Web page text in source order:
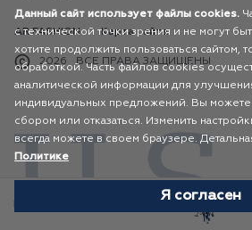
2026 ВСЕ ПРАВА ЗАЩИЩЕНЫ
AR FASHION Карта сайта
Данный сайт использует файлы cookies.
с технической точки зрения и не могут
хотите продолжить пользоваться сайтом,
обработкой. Часть файлов cookies
аналитической информации для
индивидуальных предложений. Вы можете
сбором или отказаться. Изменить
всегда можете в своем браузере.
Политике
Я согласен